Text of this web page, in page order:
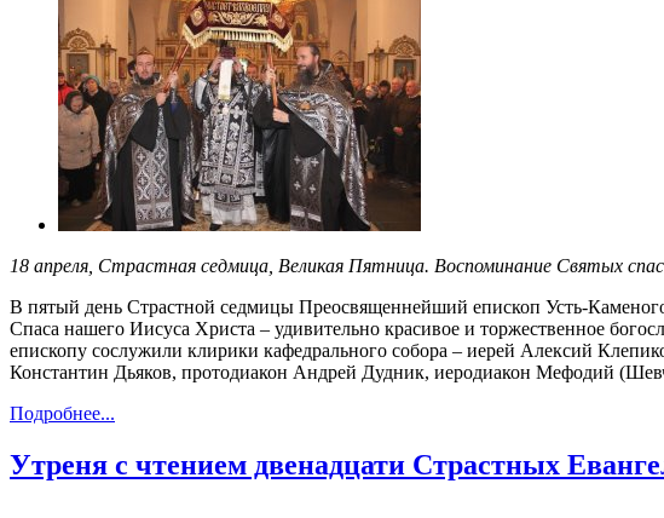
18 апреля, Страстная седмица, Великая Пятница. Воспоминание Святых
В пятый день Страстной седмицы Преосвященнейший епископ Усть-
Спаса нашего Иисуса Христа – удивительно красивое и торжественное
епископу сослужили клирики кафедрального собора – иерей Алексий
Константин Дьяков, протодиакон Андрей Дудник, иеродиакон Мефодий
Подробнее...
Утреня с чтением двенадцати Страстных